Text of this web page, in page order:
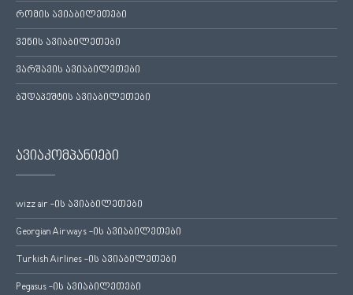
რომის ავიაბილეთები
ვენის ავიაბილეთები
ვარშავის ავიაბილეთები
ბუდაპეშტის ავიაბილეთები
ავიაკომპანიები
wizz air -ის ავიაბილეთები
Georgian Airways -ის ავიაბილეთები
Turkish Airlines -ის ავიაბილეთები
Pegasus -ის ავიაბილეთები